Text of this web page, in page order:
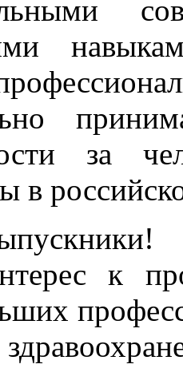
за
в
к